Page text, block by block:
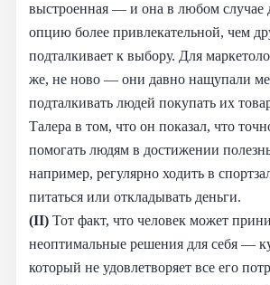
выстроенная — и она в любом случае
опцию более привлекательной, чем
подталкивает к выбору. Для
же, не ново — они давно нащупали
подталкивать людей покупать их
Талера в том, что он показал, что
помогать людям в достижении
например, регулярно ходить в
питаться или откладывать деньги.
(II) Тот факт, что человек может
неоптимальные решения для себя —
который не удовлетворяет все его